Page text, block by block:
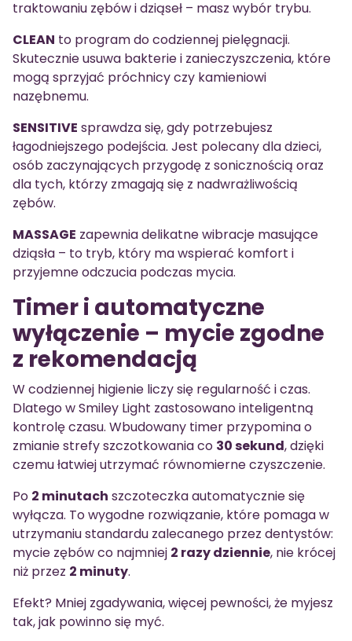
traktowaniu zębów i dziąseł – masz wybór trybu.
CLEAN to program do codziennej pielęgnacji.
Skutecznie usuwa bakterie i zanieczyszczenia, które
mogą sprzyjać próchnicy czy kamieniowi
nazębnemu.
SENSITIVE sprawdza się, gdy potrzebujesz
łagodniejszego podejścia. Jest polecany dla dzieci,
osób zaczynających przygodę z sonicznością oraz
dla tych, którzy zmagają się z nadwrażliwością
zębów.
MASSAGE zapewnia delikatne wibracje masujące
dziąsła – to tryb, który ma wspierać komfort i
przyjemne odczucia podczas mycia.
Timer i automatyczne
wyłączenie – mycie zgodne
z rekomendacją
W codziennej higienie liczy się regularność i czas.
Dlatego w Smiley Light zastosowano inteligentną
kontrolę czasu. Wbudowany timer przypomina o
zmianie strefy szczotkowania co 30 sekund, dzięki
czemu łatwiej utrzymać równomierne czyszczenie.
Po 2 minutach szczoteczka automatycznie się
wyłącza. To wygodne rozwiązanie, które pomaga w
utrzymaniu standardu zalecanego przez dentystów:
mycie zębów co najmniej 2 razy dziennie, nie krócej
niż przez 2 minuty.
Efekt? Mniej zgadywania, więcej pewności, że myjesz
tak, jak powinno się myć.